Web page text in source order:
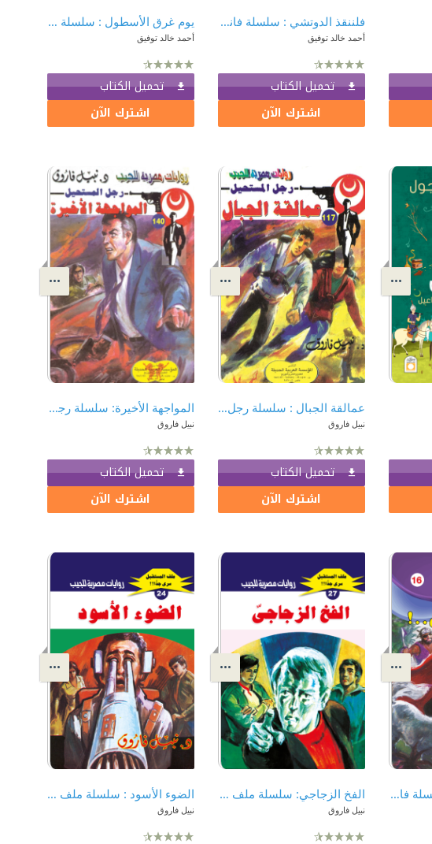
فلننقذ الدوتشي : سلسلة فانتازيا 51
أحمد خالد توفيق
تحميل الكتاب
اشترك الآن
يوم غرق الأسطول : سلسلة فانتازيا 49
أحمد خالد توفيق
تحميل الكتاب
اشترك الآن
عمالقة الجبال : سلسلة رجل المستحيل 117
نبيل فاروق
تحميل الكتاب
اشترك الآن
المواجهة الأخيرة: سلسلة رجل المستحيل 140
نبيل فاروق
تحميل الكتاب
اشترك الآن
شبح وشيطان ..! : سلسلة فانتازيا 16 الفخ الزجاجي: سلسلة ملف المستقبل - سري جدًا 27
نبيل فاروق
الضوء الأسود : سلسلة ملف المستقبل - سري جدًا 24
نبيل فاروق